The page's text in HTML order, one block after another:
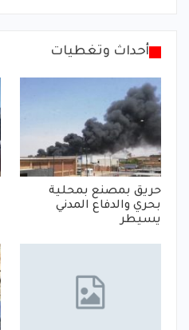
أحداث وتغطيات
حريق بمصنع بمحلية
بحري والدفاع المدني
يسيطر